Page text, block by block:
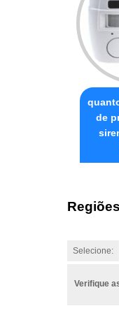
de
Selecione:
Verifique